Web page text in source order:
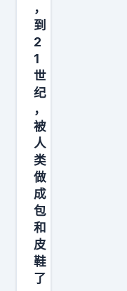
，
到
2
1
世
纪
，
被
人
类
做
成
包
和
皮
鞋
了